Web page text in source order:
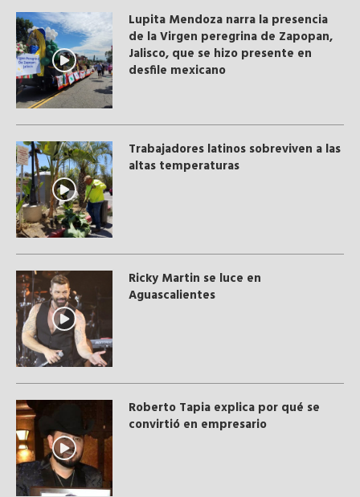
Lupita Mendoza narra la presencia
de la Virgen peregrina de Zapopan,
Jalisco, que se hizo presente en
desfile mexicano
Trabajadores latinos sobreviven a las
altas temperaturas
Ricky Martin se luce en
Aguascalientes
Roberto Tapia explica por qué se
convirtió en empresario